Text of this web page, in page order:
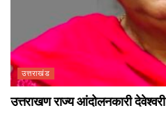
उत्तराखंड
उत्तराखण राज्य आंदोलनकारी